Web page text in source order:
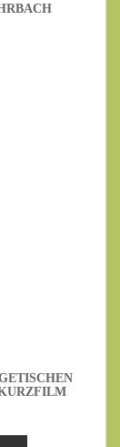
Q
U